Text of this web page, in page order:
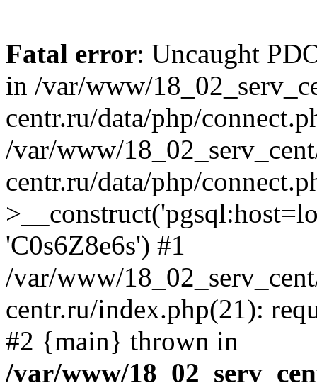
Fatal error: Uncaught
in /var/www/
centr.ru/data/php/
/var/www/
centr.ru/data/php/
'C0s6Z8e6s') #1
/var/www/
centr.ru/index.php(21):
#2 {main} thrown in
/var/www/